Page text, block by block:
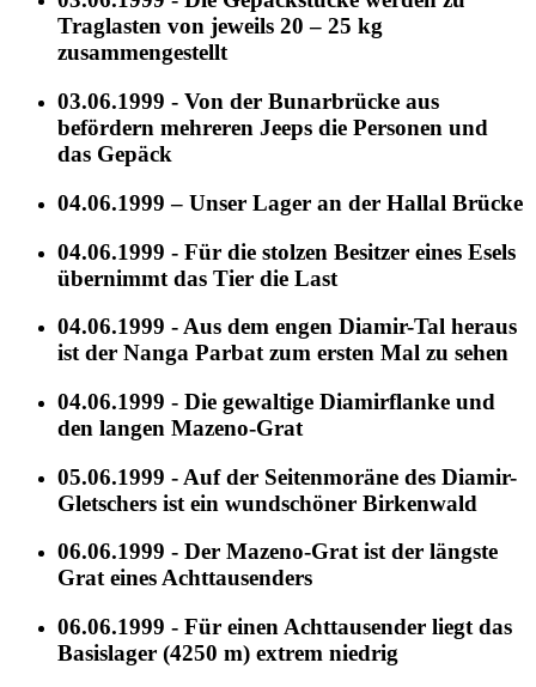
Traglasten von jeweils 20 – 25 kg
zusammengestellt
03.06.1999 - Von der Bunarbrücke aus
befördern mehreren Jeeps die Personen und
das Gepäck
04.06.1999 – Unser Lager an der Hallal Brücke
04.06.1999 - Für die stolzen Besitzer eines Esels
übernimmt das Tier die Last
04.06.1999 - Aus dem engen Diamir-Tal heraus
ist der Nanga Parbat zum ersten Mal zu sehen
04.06.1999 - Die gewaltige Diamirflanke und
den langen Mazeno-Grat
05.06.1999 - Auf der Seitenmoräne des Diamir-
Gletschers ist ein wundschöner Birkenwald
06.06.1999 - Der Mazeno-Grat ist der längste
Grat eines Achttausenders
06.06.1999 - Für einen Achttausender liegt das
Basislager (4250 m) extrem niedrig